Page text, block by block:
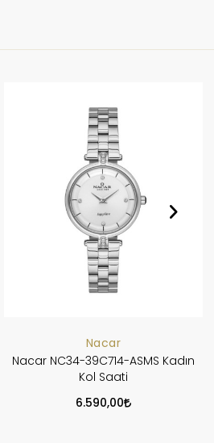
Nacar
Nacar NC34-39C714-ASMS Kadın
Kol Saati
6.590,00